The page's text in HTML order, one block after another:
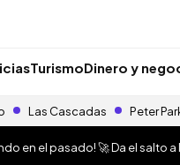
TurismoDinero y
Las Cascadas Peter
en el pasado! 🚀 Da el salto